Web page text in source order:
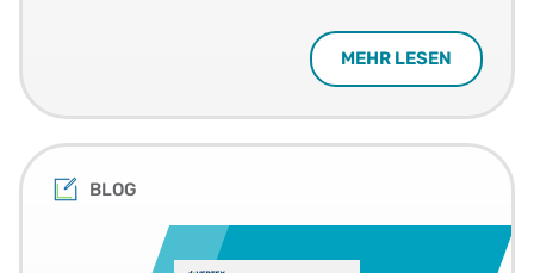
MEHR LESEN
BLOG